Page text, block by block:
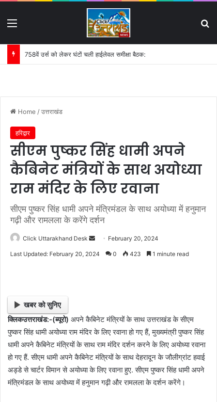
नेशनल इंटर कॉलेज धनौरी की जमीन विवाद में हाईकोर्ट का अहम निर्देश:
Home /उत्तराखंड
हरिद्वार
सीएम पुष्कर सिंह धामी अपने
कैबिनेट मंत्रियों के साथ अयोध्या
राम मंदिर के लिए रवाना
सीएम पुष्कर सिंह धामी अपने मंत्रिमंडल के साथ अयोध्या में हनुमान
गढ़ी और रामलला के करेंगे दर्शन
Click Uttarakhand Desk
e
m
a
l
February 20, 2024
Last Updated: February 20, 2024 0 423 1 minute read
खबर को सुनिए
क्लिकउत्तराखंड:-(ब्यूरो) अपने कैबिनेट मंत्रियों के साथ उत्तराखंड के सीएम
पुष्कर सिंह धामी अयोध्या राम मंदिर के लिए रवाना हो गए हैं, मुख्यमंत्री पुष्कर सिंह
धामी अपने कैबिनेट मंत्रियों के साथ राम मंदिर दर्शन करने के लिए अयोध्या रवाना
हो गए हैं. सीएम धामी अपने कैबिनेट मंत्रियों के साथ देहरादून के जौलीग्रांट हवाई
अड्डे से चार्टर विमान से अयोध्या के लिए रवाना हुए. सीएम पुष्कर सिंह धामी अपने
मंत्रिमंडल के साथ अयोध्या में हनुमान गढ़ी और रामलला के दर्शन करेंगे।